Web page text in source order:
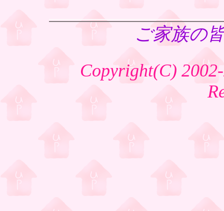
ご家族の
Copyright(C)